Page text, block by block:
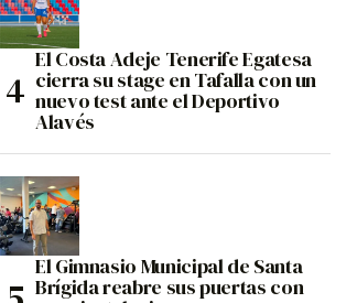
El Costa Adeje Tenerife Egatesa
cierra su stage en Tafalla con un
nuevo test ante el Deportivo
Alavés
El Gimnasio Municipal de Santa
Brígida reabre sus puertas con